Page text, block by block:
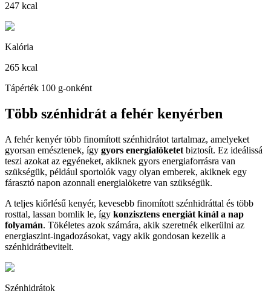
247 kcal
Kalória
265 kcal
Tápérték 100 g-onként
Több szénhidrát a fehér kenyérben
A fehér kenyér több finomított szénhidrátot tartalmaz, amelyeket
gyorsan emésztenek, így gyors energialöketet biztosít. Ez ideálissá
teszi azokat az egyéneket, akiknek gyors energiaforrásra van
szükségük, például sportolók vagy olyan emberek, akiknek egy
fárasztó napon azonnali energialöketre van szükségük.
A teljes kiőrlésű kenyér, kevesebb finomított szénhidráttal és több
rosttal, lassan bomlik le, így konzisztens energiát kínál a nap
folyamán. Tökéletes azok számára, akik szeretnék elkerülni az
energiaszint-ingadozásokat, vagy akik gondosan kezelik a
szénhidrátbevitelt.
Szénhidrátok